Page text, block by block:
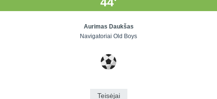
Aurimas Daukšas
Navigatoriai Old Boys
Teisėjai